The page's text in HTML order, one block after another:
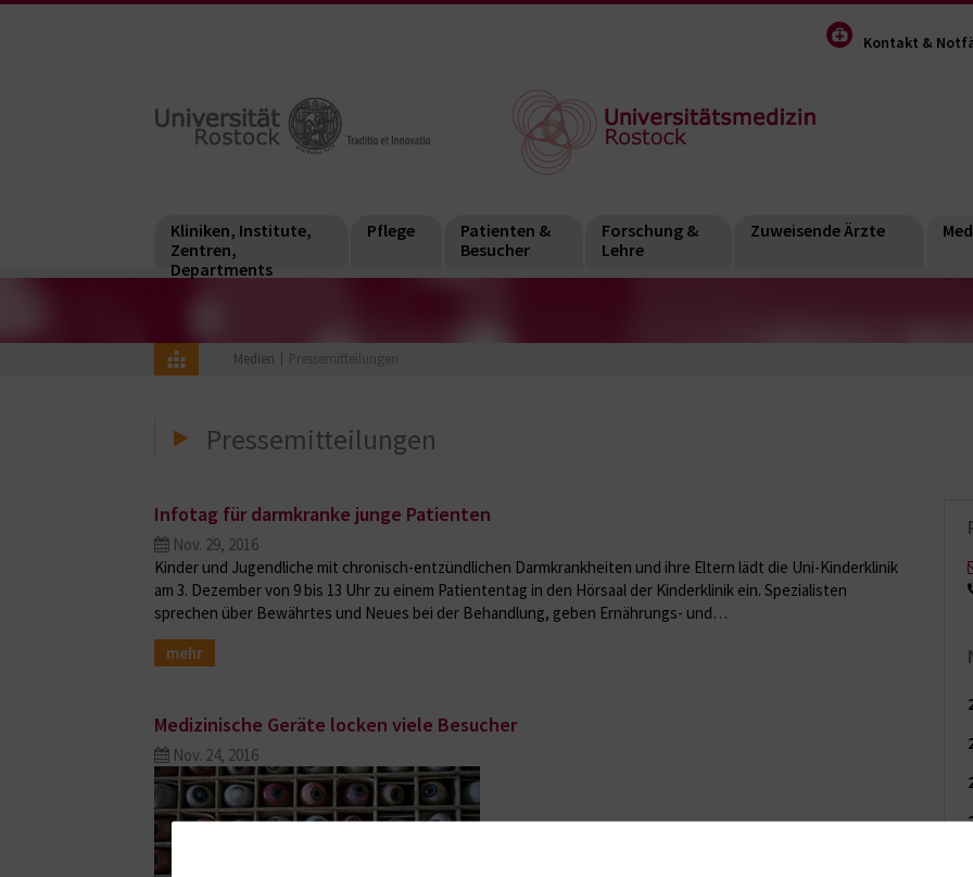
Kontakt &
Kliniken, Institute,
Zentren,
Departments
Pflege
Patienten &
Besucher
Forschung &
Lehre
Zuweisende Ärzte
Medien Pressemitteilungen
Pressemitteilungen
Infotag für darmkranke junge Patienten
Nov. 29, 2016
Kinder und Jugendliche mit chronisch-entzündlichen Darmkrankheiten und ihre Eltern lädt die Uni-Kinderklinik
am 3. Dezember von 9 bis 13 Uhr zu einem Patiententag in den Hörsaal der Kinderklinik ein. Spezialisten
sprechen über Bewährtes und Neues bei der Behandlung, geben Ernährungs- und…
mehr
Medizinische Geräte locken viele Besucher
Nov. 24, 2016